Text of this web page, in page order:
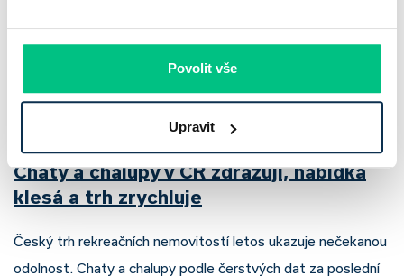
Povolit vše
Upravit
Chaty a chalupy v ČR zdražují, nabídka
klesá a trh zrychluje
Český trh rekreačních nemovitostí letos ukazuje nečekanou
odolnost. Chaty a chalupy podle čerstvých dat za poslední